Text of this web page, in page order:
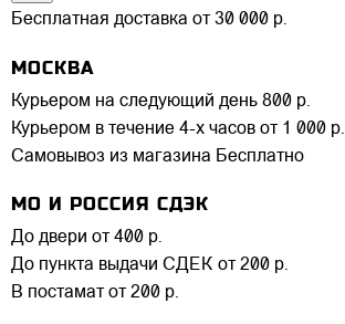
Бесплатная доставка от 30 000 р.
МОСКВА
Курьером на следующий день 800 р.
Курьером в течение 4-х часов от 1 000 р.
Самовывоз из магазина Бесплатно
МО И РОССИЯ СДЭК
До двери от 400 р.
До пункта выдачи СДЕК от 200 р.
В постамат от 200 р.